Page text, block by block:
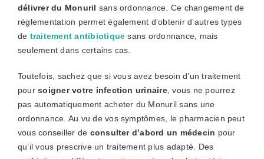
délivrer du Monuril sans ordonnance. Ce changement de
réglementation permet également d’obtenir d’autres types
de traitement antibiotique sans ordonnance, mais
seulement dans certains cas.
Toutefois, sachez que si vous avez besoin d’un traitement
poursoigner votre infection urinaire, vous ne pourrez
pas automatiquement acheter du Monuril sans une
ordonnance. Au vu de vos symptômes, le pharmacien peut
vous conseiller de consulter d’abord un médecin pour
qu’il vous prescrive un traitement plus adapté. Des